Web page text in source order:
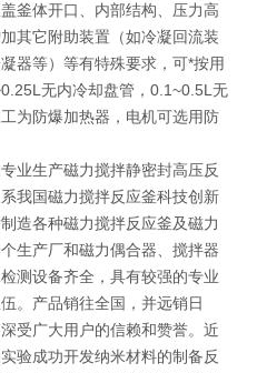
釜体开口、内部结构、压力高
其它附助装置（如冷凝回流装
器等）等有特殊要求，可*按用
无内冷却盘管，0.1~0.5L无
为防爆加热器，电机可选用防
业生产磁力搅拌静密封高压反
我国磁力搅拌反应釜科技创新
造各种磁力搅拌反应釜及磁力
生产厂和磁力偶合器、搅拌器
测设备齐全，具有较强的专业
。产品销往全国，并远销日
受广大用户的信赖和赞誉。近
验成功开发纳米材料的制备反